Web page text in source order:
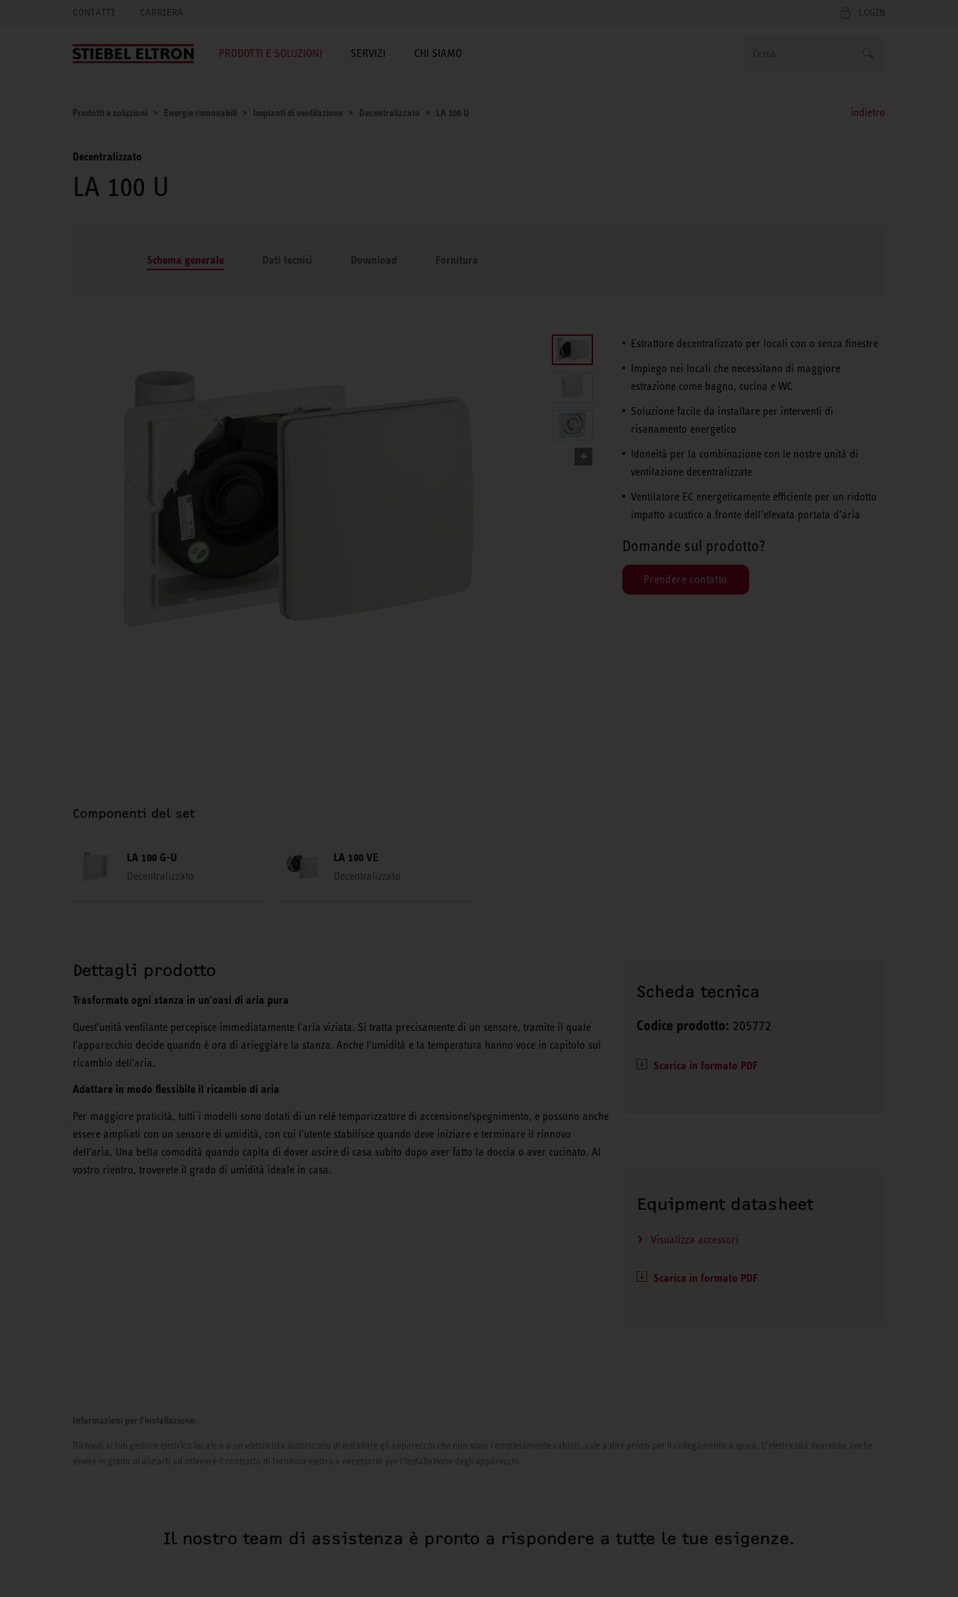
CONTATTI CARRIERA LOGIN
PRODOTTI E SOLUZIONI SERVIZI CHI SIAMO
Prodotti e soluzioni Energie rinnovabili Impianti di ventilazione Decentralizzato LA 100 U indietro
Decentralizzato
LA 100 U
Schema generale Dati tecnici Download Fornitura
Estrattore decentralizzato per locali con o senza finestre
Impiego nei locali che necessitano di maggiore
estrazione come bagno, cucina e WC
Soluzione facile da installare per interventi di
risanamento energetico
Idoneità per la combinazione con le nostre unità di
ventilazione decentralizzate
Ventilatore EC energeticamente efficiente per un ridotto
impatto acustico a fronte dell’elevata portata d’aria
Domande sul prodotto?
Prendere contatto
Componenti del set
LA 100 G-U
Decentralizzato
LA 100 VE
Decentralizzato
Dettagli prodotto
Trasformate ogni stanza in un'oasi di aria pura
Quest'unità ventilante percepisce immediatamente l'aria viziata. Si tratta precisamente di un sensore, tramite il quale
l'apparecchio decide quando è ora di arieggiare la stanza. Anche l'umidità e la temperatura hanno voce in capitolo sul
ricambio dell'aria.
Adattare in modo flessibile il ricambio di aria
Per maggiore praticità, tutti i modelli sono dotati di un relè temporizzatore di accensione/spegnimento, e possono anche
essere ampliati con un sensore di umidità, con cui l'utente stabilisce quando deve iniziare e terminare il rinnovo
dell'aria. Una bella comodità quando capita di dover uscire di casa subito dopo aver fatto la doccia o aver cucinato. Al
vostro rientro, troverete il grado di umidità ideale in casa.
Scheda tecnica
Codice prodotto: 205772
Scarica in formato PDF
Equipment datasheet
Visualizza accessori
Scarica in formato PDF
Informazioni per l’installazione:
Richiedi al tuo gestore elettrico locale o a un elettricista autorizzato di installare gli apparecchi che non sono completamente cablati, vale a dire pronti per il collegamento a spina. L’elettricista dovrebbe anche
essere in grado di aiutarti ad ottenere il contratto di fornitura elettrica necessario per l’installazione degli apparecchi.
Il nostro team di assistenza è pronto a rispondere a tutte le tue esigenze.